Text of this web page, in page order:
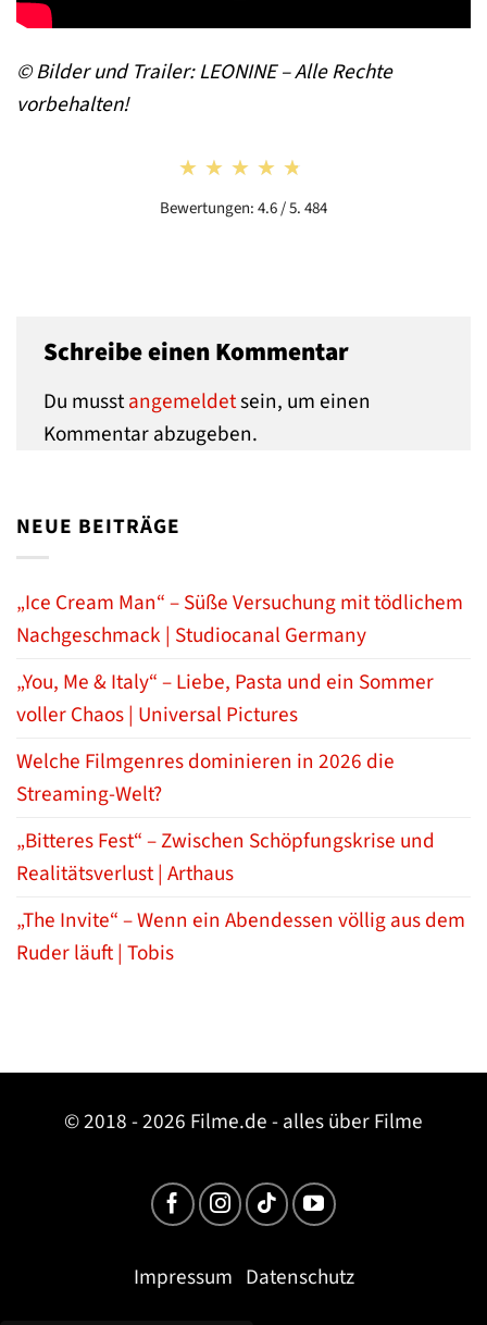
© Bilder und Trailer: LEONINE – Alle Rechte
vorbehalten!
★★★★★
★★★★★
Bewertungen: 4.6 / 5. 484
Schreibe einen Kommentar
Du musstangemeldetsein, um einen
Kommentar abzugeben.
NEUE BEITRÄGE
„Ice Cream Man“ – Süße Versuchung mit tödlichem
Nachgeschmack | Studiocanal Germany
„You, Me & Italy“ – Liebe, Pasta und ein Sommer
voller Chaos | Universal Pictures
Welche Filmgenres dominieren in 2026 die
Streaming-Welt?
„Bitteres Fest“ – Zwischen Schöpfungskrise und
Realitätsverlust | Arthaus
„The Invite“ – Wenn ein Abendessen völlig aus dem
Ruder läuft | Tobis
© 2018 - 2026 Filme.de - alles über Filme
Impressum Datenschutz